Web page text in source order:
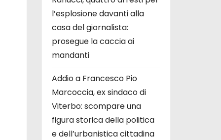
l’esplosione davanti alla
casa del giornalista:
prosegue la caccia ai
mandanti
Addio a Francesco Pio
Marcoccia, ex sindaco di
Viterbo: scompare una
figura storica della politica
e dell’urbanistica cittadina